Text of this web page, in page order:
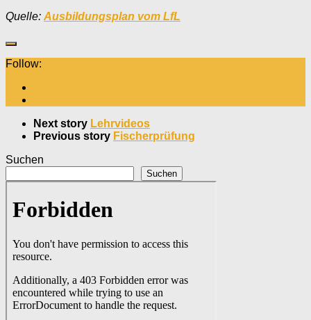
Quelle: Ausbildungsplan vom LfL
Follow:
Next story Lehrvideos
Previous story Fischerprüfung
Suchen
Suchen